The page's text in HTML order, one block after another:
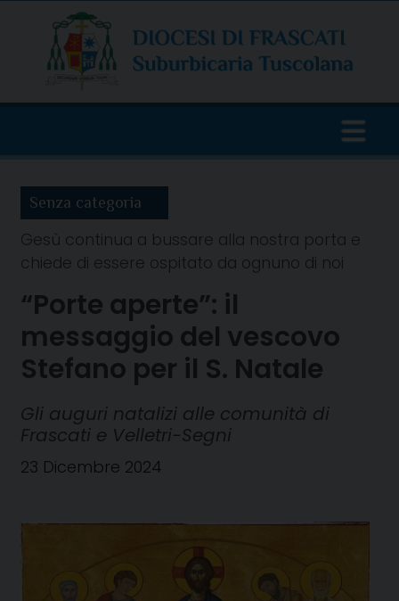
content
Senza categoria
Gesù continua a bussare alla nostra porta e
chiede di essere ospitato da ognuno di noi
“Porte aperte”: il
messaggio del vescovo
Stefano per il S. Natale
Gli auguri natalizi alle comunità di
Frascati e Velletri-Segni
23 Dicembre 2024